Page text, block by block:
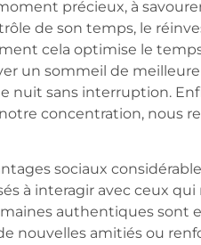
précieux, à
de son temps, le
cela optimise le
un sommeil de
nuit sans interruption.
concentration, nous
sociaux
à interagir avec ceux
authentiques sont
nouvelles amitiés ou